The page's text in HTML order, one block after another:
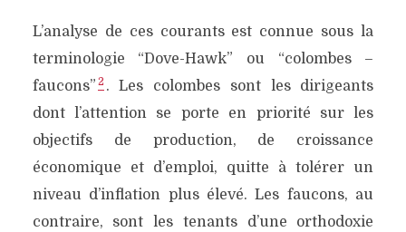
L’analyse de ces courants est connue sous la
terminologie “Dove-Hawk” ou “colombes –
faucons” 2 . Les colombes sont les dirigeants
dont l’attention se porte en priorité sur les
objectifs de production, de croissance
économique et d’emploi, quitte à tolérer un
niveau d’inflation plus élevé. Les faucons, au
contraire, sont les tenants d’une orthodoxie